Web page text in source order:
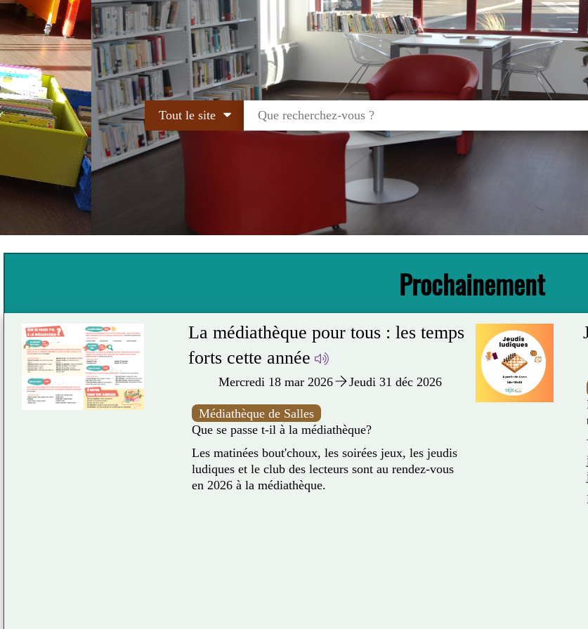
Tout le site
Prochainement
Jeudis Ludiques
Mercredi 08 avr 2026 Jeudi 29 oct 2026
Médiathèque de Salles
Pendant les vacances scolaires, un rendez-vous amusant pour
toute la famille !Le jeudi de 14h à 16h30
jeux de construction, univers Playmobil et autres personnages,
jeux de société... en famille à partir de 4 ans.